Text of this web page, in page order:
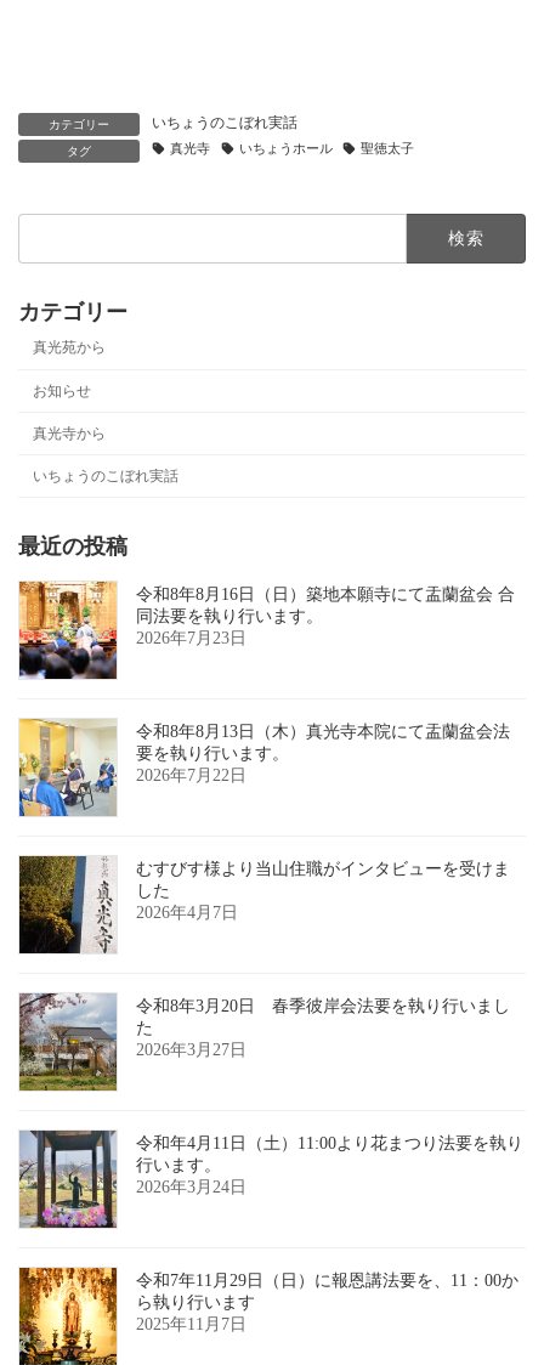
カテゴリー いちょうのこぼれ実話
タグ 真光寺 いちょうホール 聖徳太子
カテゴリー
真光苑から
お知らせ
真光寺から
いちょうのこぼれ実話
最近の投稿
令和8年8月16日（日）築地本願寺にて盂蘭盆会 合
同法要を執り行います。
2026年7月23日
令和8年8月13日（木）真光寺本院にて盂蘭盆会法
要を執り行います。
2026年7月22日
むすびす様より当山住職がインタビューを受けま
した
2026年4月7日
令和8年3月20日 春季彼岸会法要を執り行いまし
た
2026年3月27日
令和年4月11日（土）11:00より花まつり法要を執り
行います。
2026年3月24日
令和7年11月29日（日）に報恩講法要を、11：00か
ら執り行います
2025年11月7日